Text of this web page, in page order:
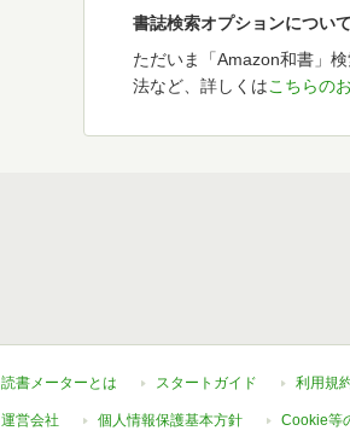
書誌検索オプションについて
ただいま「Amazon和書」
法など、詳しくはこちらの
読書メーターとは スタートガイド 利用規
運営会社 個人情報保護基本方針 Cookie等